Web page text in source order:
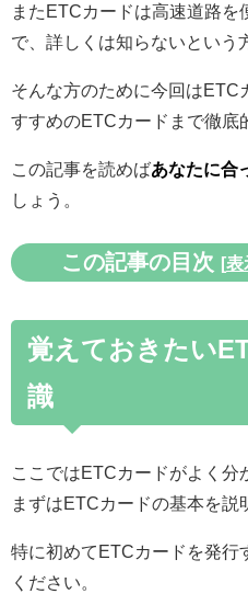
またETCカードは高速道路
で、詳しくは知らないという
そんな方のために今回はETC
すすめのETCカードまで徹底
この記事を読めばあなたに合
しょう。
この記事の目次 [表
覚えておきたい
識
ここではETCカードがよく分
まずはETCカードの基本を説
特に初めてETCカードを発行
ください。